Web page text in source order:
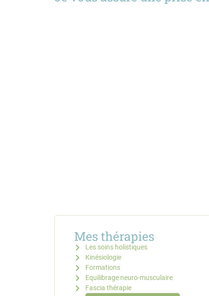
Mes thérapies
Les soins holistiques
Kinésiologie
Formations
Equilibrage neuro-musculaire
Fascia thérapie